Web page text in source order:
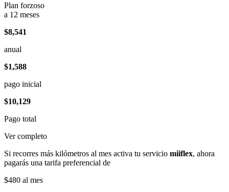
Plan forzoso
a 12 meses
$8,541
anual
$1,588
pago inicial
$10,129
Pago total
Ver completo
Si recorres más kilómetros al mes activa tu servicio miiflex, ahora
pagarás una tarifa preferencial de
$480 al mes